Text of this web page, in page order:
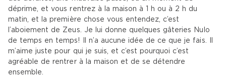
déprime, et vous rentrez à la maison à 1 h ou à 2 h du
matin, et la première chose vous entendez, c’est
l’aboiement de Zeus. Je lui donne quelques gâteries Nulo
de temps en temps! Il n’a aucune idée de ce que je fais. Il
m’aime juste pour qui je suis, et c’est pourquoi c’est
agréable de rentrer à la maison et de se détendre
ensemble.